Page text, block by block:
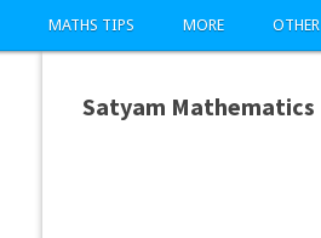
MATHS TIPS MORE OTHER
Satyam Mathematics